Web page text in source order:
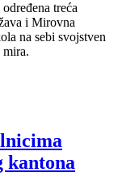
treća
i Mirovna
na sebi svojstven
mira.
kantona